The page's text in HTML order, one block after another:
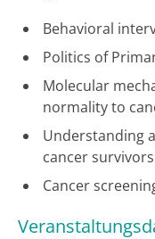
Behavioral
Politics of
Molecular
normality to
Understanding
cancer survivors
Cancer